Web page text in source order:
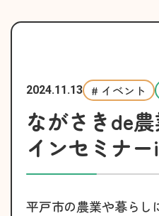
2024.11.13 # イベント
ながさきde
インセミナ
平戸市の農業や暮らし